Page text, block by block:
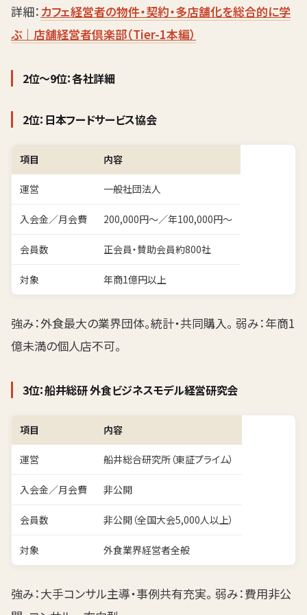
詳細： カフェ経営者の物件・契約・多店舗化を総合的に学
ぶ｜店舗経営者倶楽部（Tier-1本編）
2位〜9位：各社詳細
2位：日本フードサービス協会
項目 内容
運営 一般社団法人
入会金／月会費 200,000円〜／年100,000円〜
会員数 正会員・賛助会員約800社
対象 年商1億円以上
強み：外食最大の業界団体。統計・共同購入。 弱み：年商1
億未満の個人店不可。
3位：船井総研 外食ビジネスモデル経営研究会
項目 内容
運営 船井総合研究所（東証プライム）
入会金／月会費 非公開
会員数 非公開（全国大会5,000人以上）
対象 外食業界経営者全般
強み：大手コンサル主導・事例共有充実。 弱み：費用非公